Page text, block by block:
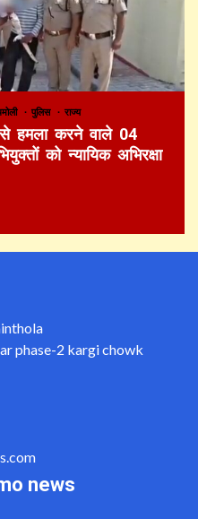
पुलिस राज्य
से हमला करने वाले 04
को न्यायिक अभिरक्षा
phase-2 kargi chowk
news